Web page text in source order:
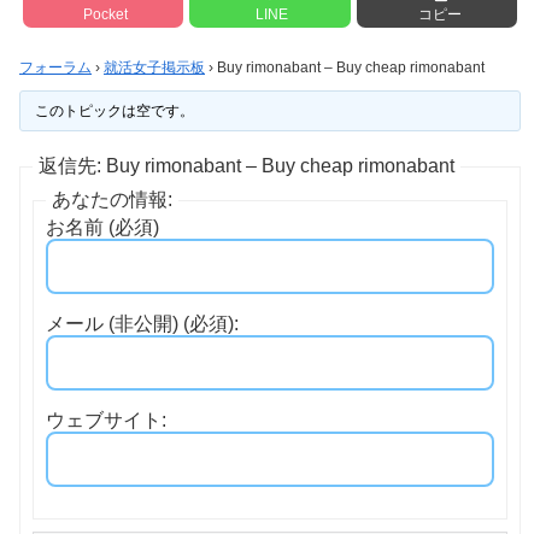
Pocket LINE コピー
フォーラム › 就活女子掲示板 › Buy rimonabant – Buy cheap rimonabant
このトピックは空です。
返信先: Buy rimonabant – Buy cheap rimonabant
あなたの情報:
お名前 (必須)
メール (非公開) (必須):
ウェブサイト: